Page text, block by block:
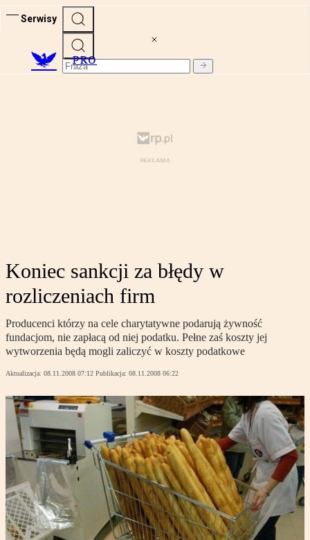
Serwisy
PRO
Koniec sankcji za błędy w
rozliczeniach firm
Producenci którzy na cele charytatywne podarują żywność
fundacjom, nie zapłacą od niej podatku. Pełne zaś koszty jej
wytworzenia będą mogli zaliczyć w koszty podatkowe
Aktualizacja: 08.11.2008 07:12 Publikacja: 08.11.2008 06:22